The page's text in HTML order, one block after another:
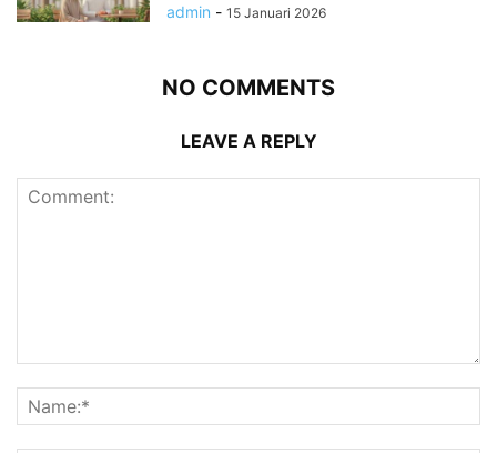
admin - 15 Januari 2026
NO COMMENTS
LEAVE A REPLY